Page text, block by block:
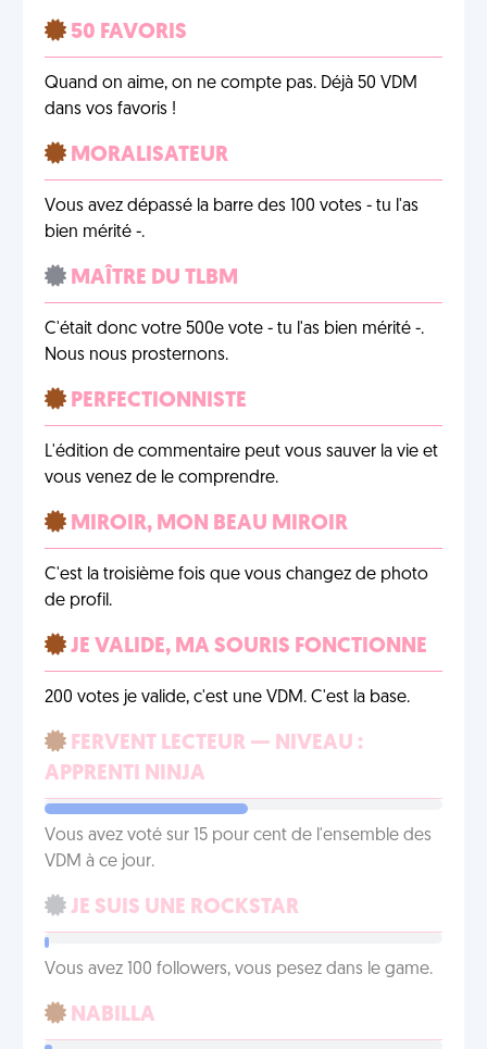
50 FAVORIS
Quand on aime, on ne compte pas. Déjà 50 VDM
dans vos favoris !
MORALISATEUR
Vous avez dépassé la barre des 100 votes - tu l'as
bien mérité -.
MAÎTRE DU TLBM
C'était donc votre 500e vote - tu l'as bien mérité -.
Nous nous prosternons.
PERFECTIONNISTE
L'édition de commentaire peut vous sauver la vie et
vous venez de le comprendre.
MIROIR, MON BEAU MIROIR
C'est la troisième fois que vous changez de photo
de profil.
JE VALIDE, MA SOURIS FONCTIONNE
200 votes je valide, c'est une VDM. C'est la base.
FERVENT LECTEUR — NIVEAU :
APPRENTI NINJA
Vous avez voté sur 15 pour cent de l'ensemble des
VDM à ce jour.
JE SUIS UNE ROCKSTAR
Vous avez 100 followers, vous pesez dans le game.
NABILLA